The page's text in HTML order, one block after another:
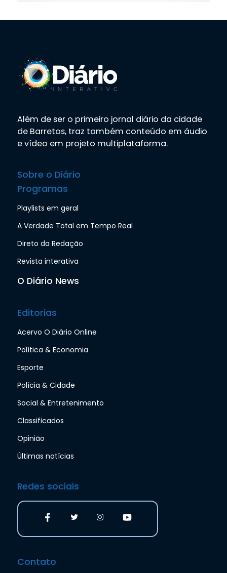
Além de ser o primeiro jornal diário da cidade
de Barretos, traz também conteúdo em áudio
e vídeo em projeto multiplataforma.
Sobre o Diário
Programas
Playlists em geral
A Verdade Total em Tempo Real
Direto da Redação
Revista interativa
O Diário News
Editorias
Acervo O Diário Online
Política & Economia
Esporte
Polícia & Cidade
Social & Entretenimento
Classificados
Opinião
Últimas notícias
Redes sociais
Contato